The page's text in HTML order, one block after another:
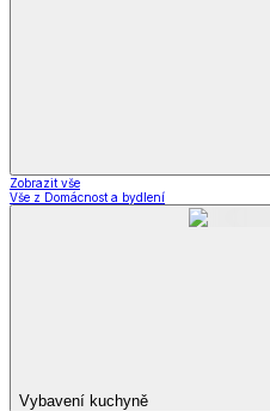
Zobrazit vše
Vše z Domácnost a bydlení
Vybavení kuchyně